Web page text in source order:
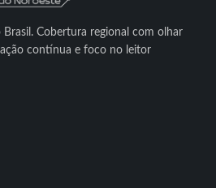
Cobertura regional com olhar
contínua e foco no leitor